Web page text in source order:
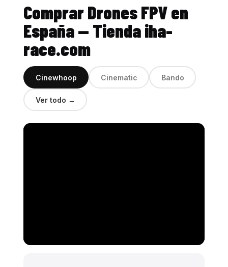
Comprar Drones FPV en
España — Tienda iha-
race.com
Cinewhoop Cinematic Bando
Ver todo →